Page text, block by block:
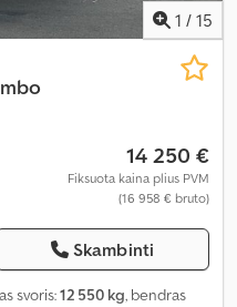
1 / 15
14 250 €
Fiksuota kaina plius PVM
(16 958 € bruto)
Skambinti
svoris:12 550 kg, bendras